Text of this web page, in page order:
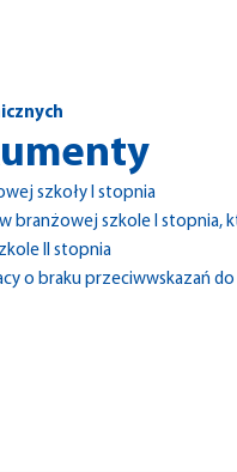
szkoły I stopnia
branżowej szkole I
II stopnia
o braku przeciwwskazań